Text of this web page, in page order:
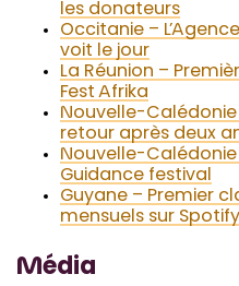
les donateurs
Occitanie –
voit le jour
La Réunion –
Fest Afrika
Nouvelle-Calédonie
retour après deux
Nouvelle-
Guidance festival
Guyane – Premier
mensuels sur
Média